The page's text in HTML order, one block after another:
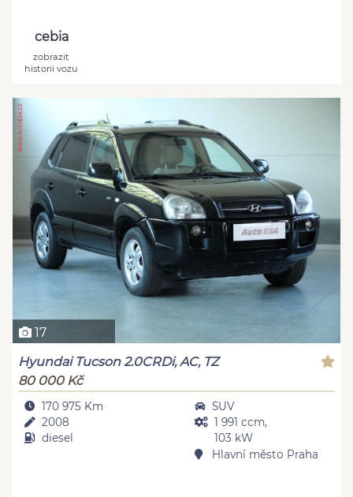
cebia
zobrazit
historii vozu
17
Hyundai Tucson 2.0CRDi, AC, TZ
80 000 Kč
170 975 Km
2008
diesel
SUV
1 991 ccm,
103 kW
Hlavní město Praha